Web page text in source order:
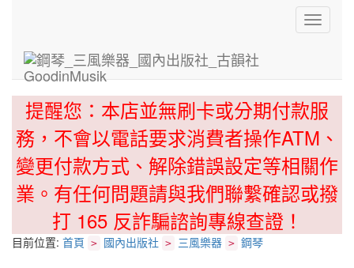
Toggle
提醒您：本店並無刷卡或分期付款服
務，不會以電話要求消費者操作ATM、
變更付款方式、解除錯誤設定等相關作
業。有任何問題請與我們聯繫確認或撥
打 165 反詐騙諮詢專線查證！
目前位置: 首頁 > 國內出版社 > 三風樂器 > 鋼琴